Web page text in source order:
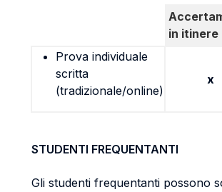
in itinere
Prova individuale
scritta
(tradizionale/online)
x
STUDENTI FREQUENTANTI
Gli studenti frequentanti possono